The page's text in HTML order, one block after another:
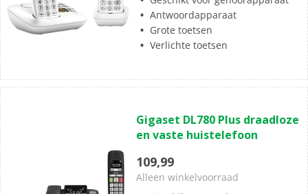
Antwoordapparaat
Grote toetsen
Verlichte toetsen
van
de
sterren.
Gigaset DL780 Plus draadloze
en vaste huistelefoon
109,99
Alleen winkelvoorraad